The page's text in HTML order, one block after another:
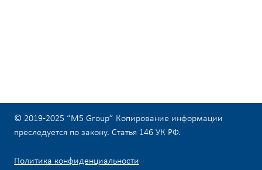
© 2019-2025 “M5 Group” Копирование информации
преследуется по закону. Статья 146 УК РФ.
Политика конфиденциальности